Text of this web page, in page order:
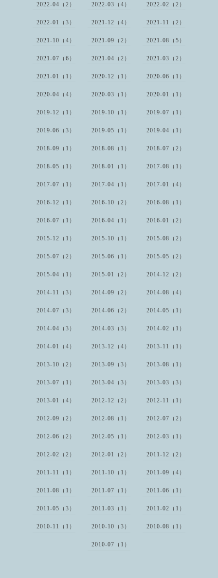
2022-04（2） 2022-03（4） 2022-02（2）
2022-01（3） 2021-12（4） 2021-11（2）
2021-10（4） 2021-09（2） 2021-08（5）
2021-07（6） 2021-04（2） 2021-03（2）
2021-01（1） 2020-12（1） 2020-06（1）
2020-04（4） 2020-03（1） 2020-01（1）
2019-12（1） 2019-10（1） 2019-07（1）
2019-06（3） 2019-05（1） 2019-04（1）
2018-09（1） 2018-08（1） 2018-07（2）
2018-05（1） 2018-01（1） 2017-08（1）
2017-07（1） 2017-04（1） 2017-01（4）
2016-12（1） 2016-10（2） 2016-08（1）
2016-07（1） 2016-04（1） 2016-01（2）
2015-12（1） 2015-10（1） 2015-08（2）
2015-07（2） 2015-06（1） 2015-05（2）
2015-04（1） 2015-01（2） 2014-12（2）
2014-11（3） 2014-09（2） 2014-08（4）
2014-07（3） 2014-06（2） 2014-05（1）
2014-04（3） 2014-03（3） 2014-02（1）
2014-01（4） 2013-12（4） 2013-11（1）
2013-10（2） 2013-09（3） 2013-08（1）
2013-07（1） 2013-04（3） 2013-03（3）
2013-01（4） 2012-12（2） 2012-11（1）
2012-09（2） 2012-08（1） 2012-07（2）
2012-06（2） 2012-05（1） 2012-03（1）
2012-02（2） 2012-01（2） 2011-12（2）
2011-11（1） 2011-10（1） 2011-09（4）
2011-08（1） 2011-07（1） 2011-06（1）
2011-05（3） 2011-03（1） 2011-02（1）
2010-11（1） 2010-10（3） 2010-08（1）
2010-07（1）